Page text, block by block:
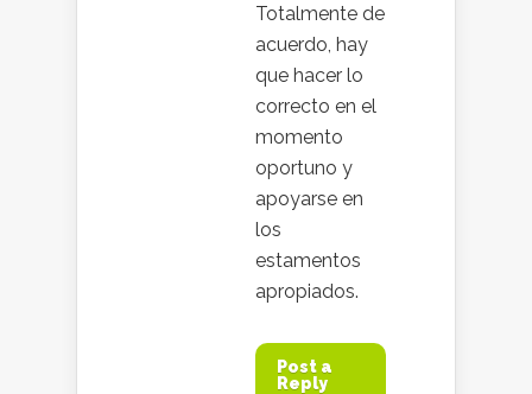
Totalmente de
acuerdo, hay
que hacer lo
correcto en el
momento
oportuno y
apoyarse en
los
estamentos
apropiados.
Post a
Reply